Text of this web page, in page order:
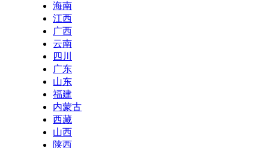
海南
江西
广西
云南
四川
广东
山东
福建
内蒙古
西藏
山西
陕西